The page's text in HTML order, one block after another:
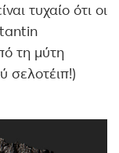
τυχαίο ότι οι
τη μύτη
σελοτέιπ!)